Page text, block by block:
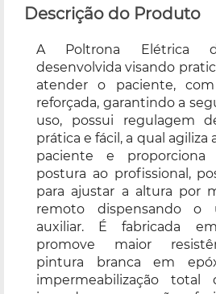
Descrição do Produto
A Poltrona Elétrica
desenvolvida visando
atender o paciente,
reforçada, garantindo a
uso, possui regulagem
prática e fácil, a qual agiliza
paciente e proporciona
postura ao profissional,
para ajustar a altura por
remoto dispensando o
auxiliar. É fabricada
promove maior
pintura branca em
impermeabilização